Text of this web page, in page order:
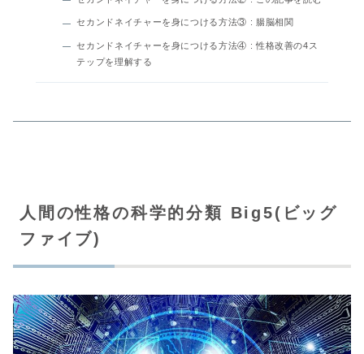
セカンドネイチャーを身につける方法③ : 腸脳相関
セカンドネイチャーを身につける方法④ : 性格改善の4ス
テップを理解する
人間の性格の科学的分類 Big5(ビッグ
ファイブ)